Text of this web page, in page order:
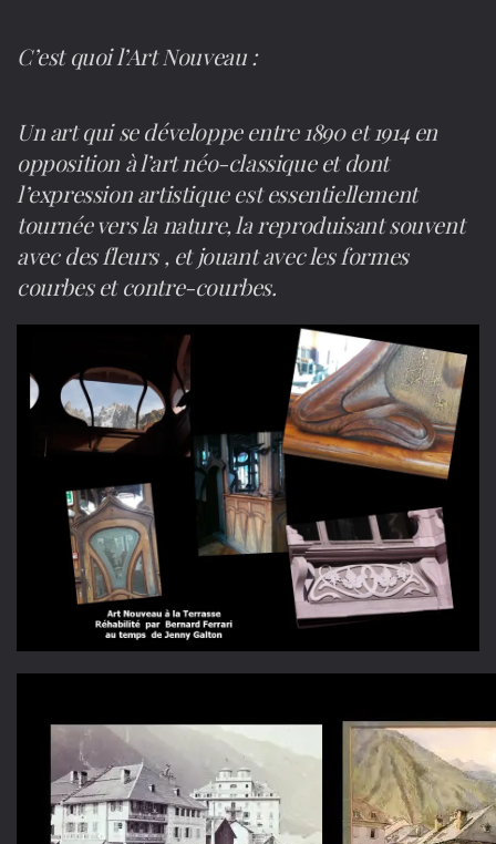
C’est quoi l’Art Nouveau :
Un art qui se développe entre 1890 et 1914 en
opposition à l’art néo-classique et dont
l’expression artistique est essentiellement
tournée vers la nature, la reproduisant souvent
avec des fleurs , et jouant avec les formes
courbes et contre-courbes.